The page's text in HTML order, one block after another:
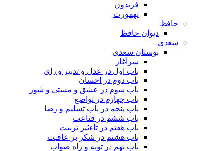
فریدون
تهمورث
حافظ
دیوان حافظ
سعدی
بوستان سعدی
سرآغاز
باب اول در عدل و تدبیر و رای
باب دوم در احسان
باب سوم در عشق و مستی و شور
باب چهارم در تواضع
باب پنجم در باب تسلیم و رضا
باب ششم در قناعت
باب هفتم در تاءثیر تربیت
باب هشتم در شکر بر عافیت
باب نهم در توبه و راه صواب